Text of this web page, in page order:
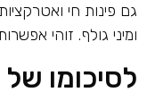
גם פינות חי
ומיני גולף. זוהי
לסיכומו